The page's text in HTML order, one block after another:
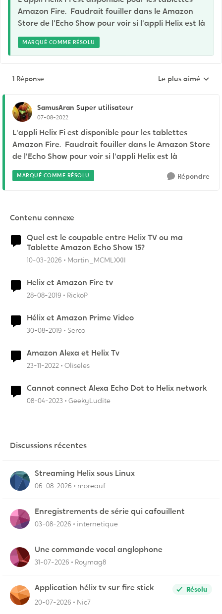
Amazon Fire. Faudrait fouiller dans le Amazon
Store de l'Echo Show pour voir si l'appli Helix est là
MARQUÉ COMME RÉSOLU
1 Réponse Réponses triées
Le plus aimé
SamusAran Super utilisateur
07-08-2022
L'appli Helix Fi est disponible pour les tablettes
Amazon Fire. Faudrait fouiller dans le Amazon Store
de l'Echo Show pour voir si l'appli Helix est là
MARQUÉ COMME RÉSOLU Répondre
Contenu connexe
Quel est le coupable entre Helix TV ou ma
Tablette Amazon Echo Show 15?
10-03-2026 Martin_MCMLXXII
Helix et Amazon Fire tv
28-08-2019 RickoP
Hélix et Amazon Prime Video
30-08-2019 Serco
Amazon Alexa et Helix Tv
23-11-2022 Oliseles
Cannot connect Alexa Echo Dot to Helix network
08-04-2023 GeekyLudite
Discussions récentes
Streaming Helix sous Linux
06-08-2026 moreauf
Enregistrements de série qui cafouillent
03-08-2026 internetique
Une commande vocal anglophone
31-07-2026 Roymag8
Application hélix tv sur fire stick
Résolu
20-07-2026
Nic7